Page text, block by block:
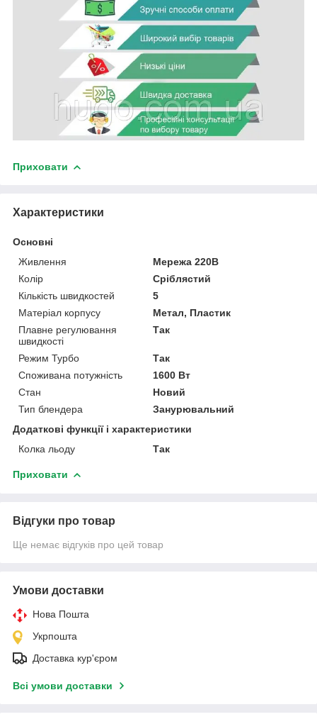
Приховати
Характеристики
Основні
Живлення
Мережа 220В
Колір
Сріблястий
Кількість швидкостей
5
Матеріал корпусу
Метал, Пластик
Плавне регулювання
швидкості
Так
Режим Турбо
Так
Споживана потужність
1600 Вт
Стан
Новий
Тип блендера
Занурювальний
Додаткові функції і характеристики
Колка льоду
Так
Приховати
Відгуки про товар
Ще немає відгуків про цей товар
Умови доставки
Нова Пошта
Укрпошта
Доставка кур'єром
Всі умови доставки